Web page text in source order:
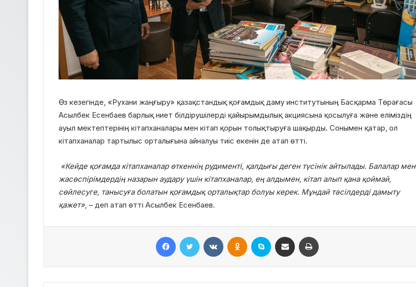
Өз кезегінде, «Рухани жаңғыру» қазақстандық қоғамдық даму институтының Басқарма Төрағасы
Асылбек Есенбаев барлық ниет білдірушілерді қайырымдылық акциясына қосылуға және еліміздің
ауыл мектептерінің кітапханалары мен кітап қорын толықтыруға шақырды. Сонымен қатар, ол
кітапханалар тартылыс орталығына айналуы тиіс екенін де атап өтті.
«Кейде қоғамда кітапханалар өткеннің рудименті, қалдығы деген түсінік айтылады. Балалар мен
жасөспірімдердің назарын аудару үшін кітапханалар, ең алдымен, кітап алып қана қоймай,
сөйлесуге, танысуға болатын қоғамдық орталықтар болуы керек. Мұндай тәсілдерді дамыту
қажет», – деп атап өтті Асылбек Есенбаев.